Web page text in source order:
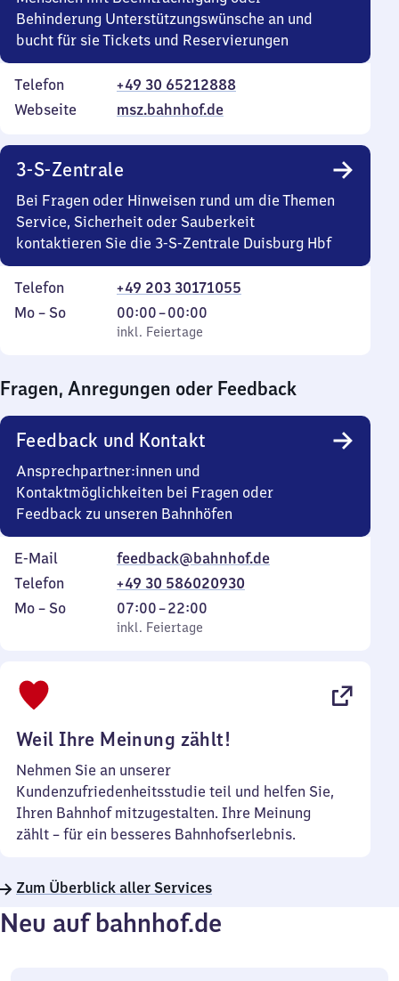
Behinderung Unterstützungswünsche an und
bucht für sie Tickets und Reservierungen
Telefon
+49 30 65212888
Webseite
msz.bahnhof.de
3-S-Zentrale
Bei Fragen oder Hinweisen rund um die Themen
Service, Sicherheit oder Sauberkeit
kontaktieren Sie die 3-S-Zentrale Duisburg Hbf
Telefon
+49 203 30171055
Montag
Mo – So,
inkl. Feiertage
00:00–00:00
Von
0
0
Uhr
inkl. Feiertage
Fragen, Anregungen oder Feedback
Feedback und Kontakt
Ansprechpartner:innen und
Kontaktmöglichkeiten bei Fragen oder
Feedback zu unseren Bahnhöfen
E-Mail
feedback@bahnhof.de
Telefon
+49 30 586020930
Montag
Mo – So,
inkl. Feiertage
07:00–22:00
Von
7
inkl. Feiertage
Weil Ihre Meinung zählt!
Nehmen Sie an unserer
Kundenzufriedenheitsstudie teil und helfen Sie,
Ihren Bahnhof mitzugestalten. Ihre Meinung
zählt – für ein besseres Bahnhofserlebnis.
Zum Überblick aller Services
Neu auf bahnhof.de